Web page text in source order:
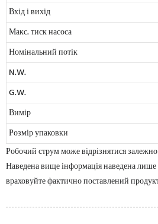
Вхід і вихід
Макс. тиск насоса
Номінальний потік
N.W.
G.W.
Вимір
Розмір упаковки
Робочий струм може відрізнятися залежно
Наведена вище інформація наведена лише
враховуйте фактично поставлений